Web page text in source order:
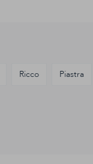
Ricco Piastra